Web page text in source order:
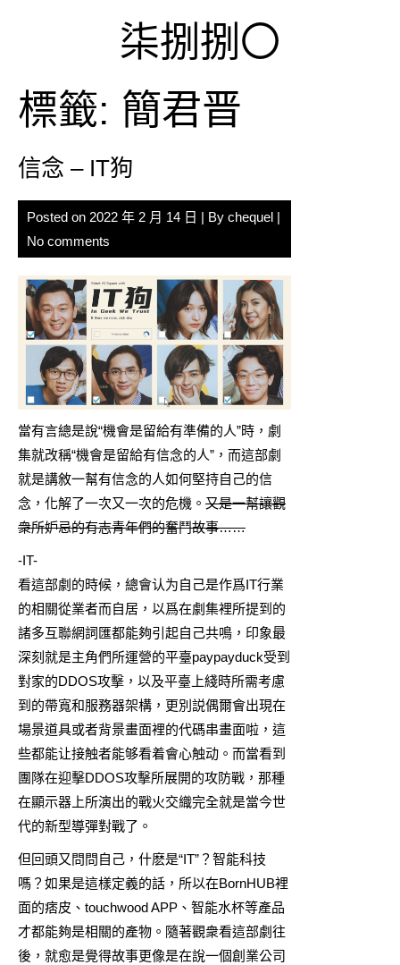
柒捌捌〇
標籤: 簡君晋
信念 – IT狗
Posted on 2022 年 2 月 14 日 | By chequel |
No comments
當有言總是說“機會是留給有準備的人”時，劇
集就改稱“機會是留給有信念的人”，而這部劇
就是講敘一幫有信念的人如何堅持自己的信
念，化解了一次又一次的危機。 又是一幫讓觀
衆所妒忌的有志青年們的奮鬥故事……
-IT-
看這部劇的時候，總會认为自己是作爲IT行業
的相關從業者而自居，以爲在劇集裡所提到的
諸多互聯網詞匯都能夠引起自己共鳴，印象最
深刻就是主角們所運營的平臺paypayduck受到
對家的DDOS攻擊，以及平臺上綫時所需考慮
到的帶寬和服務器架構，更別説偶爾會出現在
場景道具或者背景畫面裡的代碼串畫面啦，這
些都能让接触者能够看着會心触动。而當看到
團隊在迎擊DDOS攻擊所展開的攻防戰，那種
在顯示器上所演出的戰火交織完全就是當今世
代的新型導彈對戰了。
但回頭又問問自己，什麽是“IT”？智能科技
嗎？如果是這樣定義的話，所以在BornHUB裡
面的痞皮、touchwood APP、智能水杯等產品
才都能夠是相關的產物。隨著觀衆看這部劇往
後，就愈是覺得故事更像是在說一個創業公司